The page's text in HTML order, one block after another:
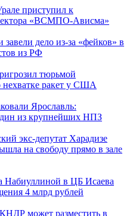
приступил к
«ВСМПО-Ависма»
завели дело из-за «фейков» в
из РФ
тюрьмой
ракет у США
Ярославль:
из крупнейших НПЗ
экс-депутат Харадизе
на свободу прямо в зале
Набиуллиной в ЦБ Исаева
4 млрд рублей
может разместить в